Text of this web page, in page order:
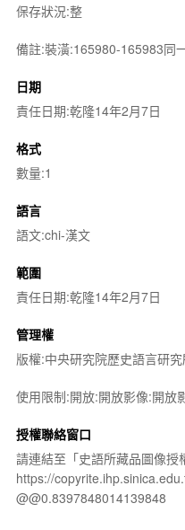
保存狀況:整
備註:裝潢:165980-165983同
日期
責任日期:乾隆14年2月7日
格式
數量:1
語言
語文:chi-漢文
範圍
責任日期:乾隆14年2月7日
管理權
版權:中央研究院歷史語言研
使用限制:開放:開放影像:開放
授權聯絡窗口
請連結至「史語所藏品圖像授
https://
@@0.8397848014139848